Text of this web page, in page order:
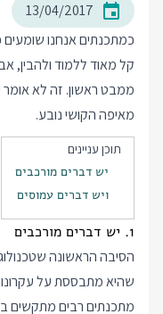
13/04/2017
כמתכנתים אנחנו שומעים
קל מאוד ללמוד ולהבין,
ממבט ראשון. זה לא אומר
מאיפה הקושי נובע.
תוכן עניינים
יש דברים מורכבים
ויש דברים עמוסים
1. יש דברים מורכבים
הסיבה הראשונה
שהיא מתבססת על